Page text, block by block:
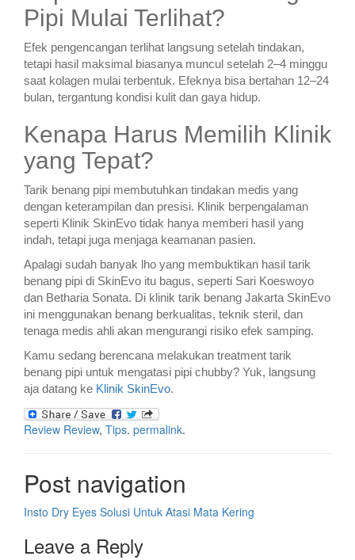
Pipi Mulai Terlihat?
Efek pengencangan terlihat langsung setelah tindakan,
tetapi hasil maksimal biasanya muncul setelah 2–4 minggu
saat kolagen mulai terbentuk. Efeknya bisa bertahan 12–24
bulan, tergantung kondisi kulit dan gaya hidup.
Kenapa Harus Memilih Klinik
yang Tepat?
Tarik benang pipi membutuhkan tindakan medis yang
dengan keterampilan dan presisi. Klinik berpengalaman
seperti Klinik SkinEvo tidak hanya memberi hasil yang
indah, tetapi juga menjaga keamanan pasien.
Apalagi sudah banyak lho yang membuktikan hasil tarik
benang pipi di SkinEvo itu bagus, seperti Sari Koeswoyo
dan Betharia Sonata. Di klinik tarik benang Jakarta SkinEvo
ini menggunakan benang berkualitas, teknik steril, dan
tenaga medis ahli akan mengurangi risiko efek samping.
Kamu sedang berencana melakukan treatment tarik
benang pipi untuk mengatasi pipi chubby? Yuk, langsung
aja datang ke Klinik SkinEvo.
Review Review, Tips. permalink.
Post navigation
Insto Dry Eyes Solusi Untuk Atasi Mata Kering
Leave a Reply